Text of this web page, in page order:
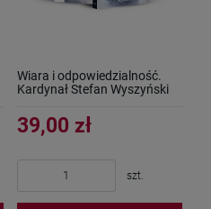
Wiara i odpowiedzialność.
Kardynał Stefan Wyszyński
39,00 zł
szt.